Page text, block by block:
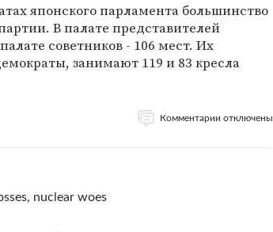
японского парламента большинство
В палате представителей
советников - 106 мест. Их
занимают 119 и 83 кресла
Комментарии отключены
nuclear woes